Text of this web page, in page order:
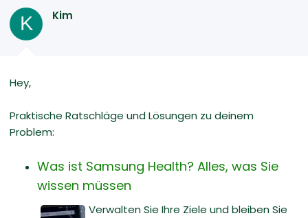
K Kim
Hey,
Praktische Ratschläge und Lösungen zu deinem
Problem:
Was ist Samsung Health? Alles, was Sie
wissen müssen
Verwalten Sie Ihre Ziele und bleiben Sie